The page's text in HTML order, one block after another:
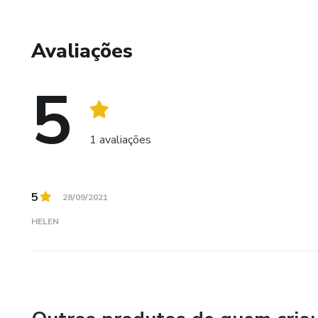
Avaliações
5 1 avaliações
5 28/09/2021
HELEN